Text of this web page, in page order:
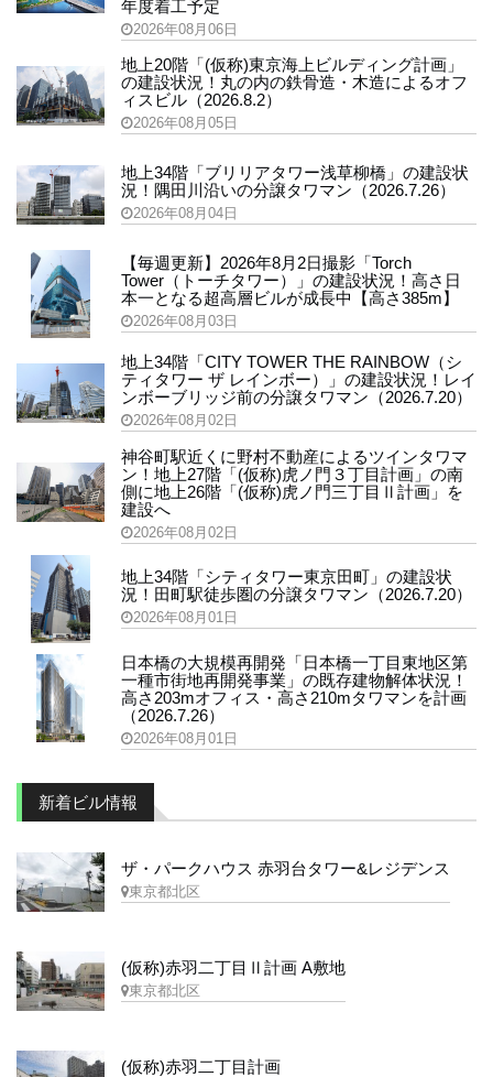
年度着工予定
2026年08月06日
地上20階「(仮称)東京海上ビルディング計画」
の建設状況！丸の内の鉄骨造・木造によるオフ
ィスビル（2026.8.2）
2026年08月05日
地上34階「ブリリアタワー浅草柳橋」の建設状
況！隅田川沿いの分譲タワマン（2026.7.26）
2026年08月04日
【毎週更新】2026年8月2日撮影「Torch
Tower（トーチタワー）」の建設状況！高さ日
本一となる超高層ビルが成長中【高さ385m】
2026年08月03日
地上34階「CITY TOWER THE RAINBOW（シ
ティタワー ザ レインボー）」の建設状況！レイ
ンボーブリッジ前の分譲タワマン（2026.7.20）
2026年08月02日
神谷町駅近くに野村不動産によるツインタワマ
ン！地上27階「(仮称)虎ノ門３丁目計画」の南
側に地上26階「(仮称)虎ノ門三丁目Ⅱ計画」を
建設へ
2026年08月02日
地上34階「シティタワー東京田町」の建設状
況！田町駅徒歩圏の分譲タワマン（2026.7.20）
2026年08月01日
日本橋の大規模再開発「日本橋一丁目東地区第
一種市街地再開発事業」の既存建物解体状況！
高さ203mオフィス・高さ210mタワマンを計画
（2026.7.26）
2026年08月01日
新着ビル情報
ザ・パークハウス 赤羽台タワー&レジデンス
東京都北区
(仮称)赤羽二丁目Ⅱ計画 A敷地
東京都北区
(仮称)赤羽二丁目計画